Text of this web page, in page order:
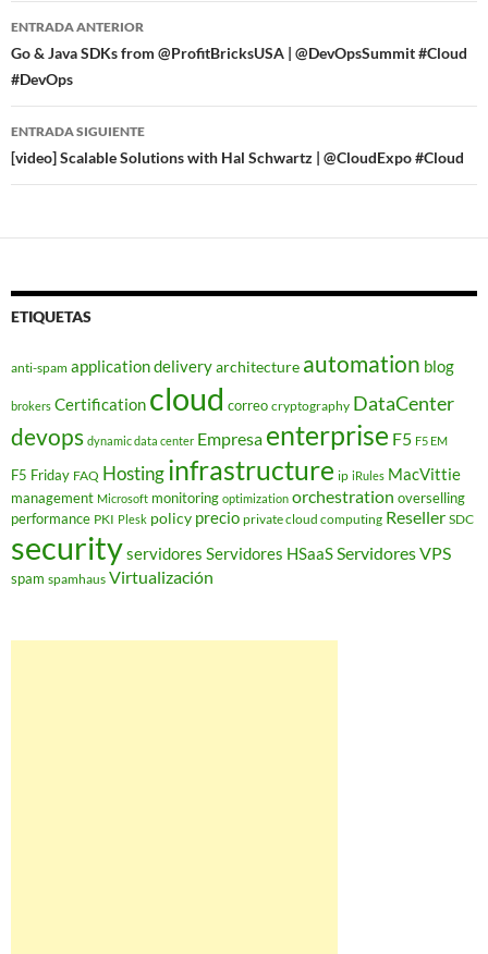
Navegador
de
entradas
ENTRADA ANTERIOR
Go & Java SDKs from @ProfitBricksUSA | @DevOpsSummit #Cloud
#DevOps
ENTRADA SIGUIENTE
[video] Scalable Solutions with Hal Schwartz | @CloudExpo #Cloud
ETIQUETAS
anti-spam application deliveryarchitecture automation blog
brokers Certification cloud correo cryptography DataCenter
devops dynamic data center Empresa enterprise F5 F5 EM
F5 Friday FAQ Hostinginfrastructure ip iRules MacVittie
management Microsoft monitoring optimization orchestration overselling
performance PKI Plesk policy precio private cloud computing Reseller SDC
securityservidores Servidores HSaaSServidores VPS
spam spamhaus Virtualización